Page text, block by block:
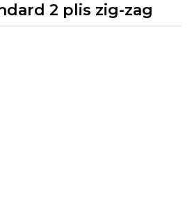
2 plis zig-zag